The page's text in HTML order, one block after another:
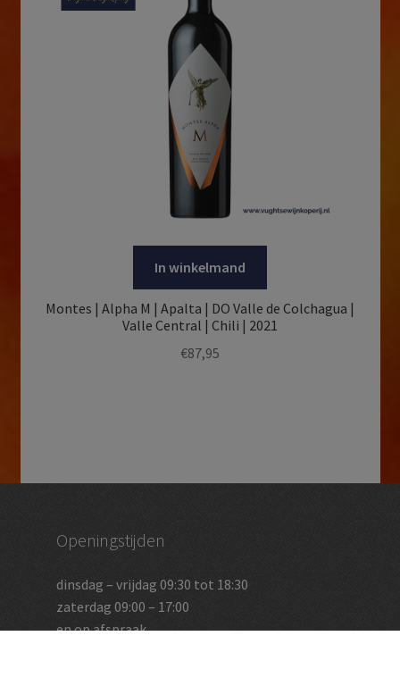
In winkelmand
Montes | Alpha M | Apalta | DO Valle de Colchagua |
Valle Central | Chili | 2021
€87,95
Openingstijden
dinsdag – vrijdag 09:30 tot 18:30
zaterdag 09:00 – 17:00
en op afspraak